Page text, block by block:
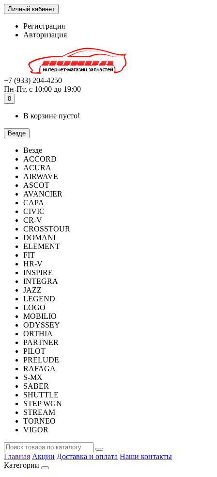
Личный кабинет
Регистрация
Авторизация
+7 (933) 204-4250
Пн-Пт, с 10:00 до 19:00
0
В корзине пусто!
Везде
Везде
ACCORD
ACURA
AIRWAVE
ASCOT
AVANCIER
CAPA
CIVIC
CR-V
CROSSTOUR
DOMANI
ELEMENT
FIT
HR-V
INSPIRE
INTEGRA
JAZZ
LEGEND
LOGO
MOBILIO
ODYSSEY
ORTHIA
PARTNER
PILOT
PRELUDE
RAFAGA
S-MX
SABER
SHUTTLE
STEP WGN
STREAM
TORNEO
VIGOR
Главная Акции Доставка и оплата Наши контакты
Категории